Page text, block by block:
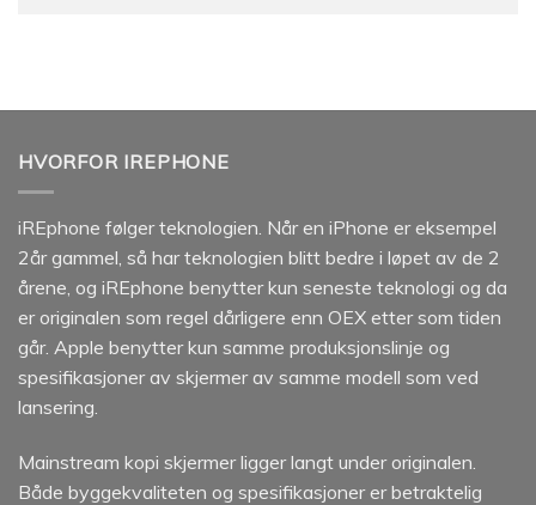
HVORFOR IREPHONE
iREphone følger teknologien. Når en iPhone er eksempel
2år gammel, så har teknologien blitt bedre i løpet av de 2
årene, og iREphone benytter kun seneste teknologi og da
er originalen som regel dårligere enn OEX etter som tiden
går. Apple benytter kun samme produksjonslinje og
spesifikasjoner av skjermer av samme modell som ved
lansering.
Mainstream kopi skjermer ligger langt under originalen.
Både byggekvaliteten og spesifikasjoner er betraktelig